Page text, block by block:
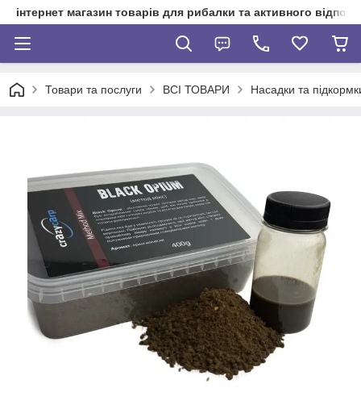
інтернет магазин товарів для рибалки та активного
Товари та послуги ВСІ ТОВАРИ Насадки та